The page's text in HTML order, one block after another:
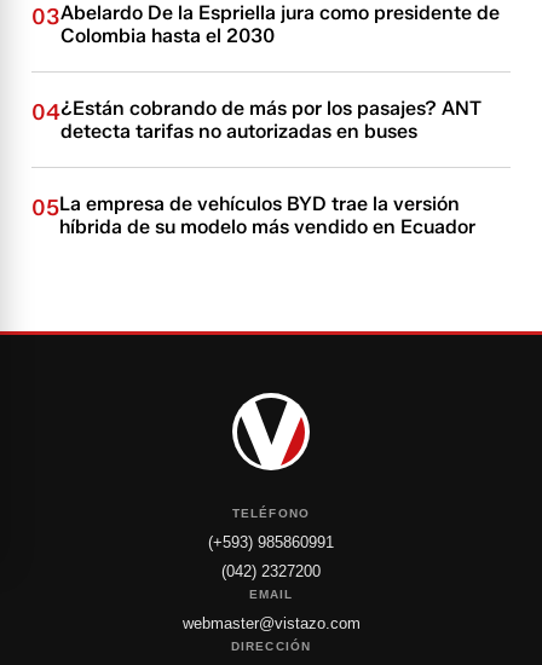
03Abelardo De la Espriella jura como presidente de
Colombia hasta el 2030
04¿Están cobrando de más por los pasajes? ANT
detecta tarifas no autorizadas en buses
05La empresa de vehículos BYD trae la versión
híbrida de su modelo más vendido en Ecuador
TELÉFONO
(+593) 985860991
(042) 2327200
EMAIL
webmaster@vistazo.com
DIRECCIÓN